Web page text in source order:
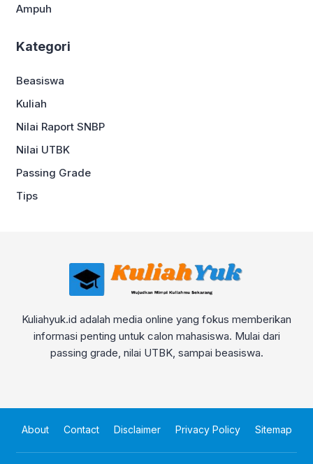
Ampuh
Kategori
Beasiswa
Kuliah
Nilai Raport SNBP
Nilai UTBK
Passing Grade
Tips
Kuliahyuk.id adalah media online yang fokus memberikan
informasi penting untuk calon mahasiswa. Mulai dari
passing grade, nilai UTBK, sampai beasiswa.
About Contact Disclaimer Privacy Policy Sitemap